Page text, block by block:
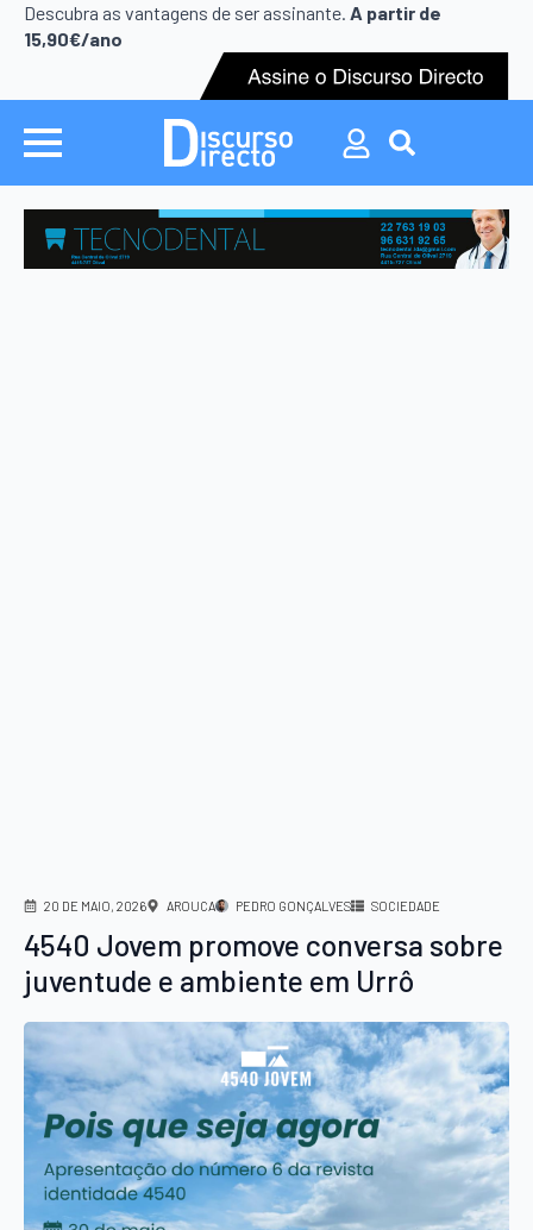
Descubra as vantagens de ser assinante. A partir de
15,90€/ano
Search
for:
Search
20 DE MAIO, 2026 AROUCA PEDRO GONÇALVES SOCIEDADE
4540 Jovem promove conversa sobre
juventude e ambiente em Urrô